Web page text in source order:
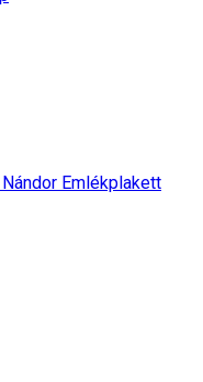
Emlékplakett